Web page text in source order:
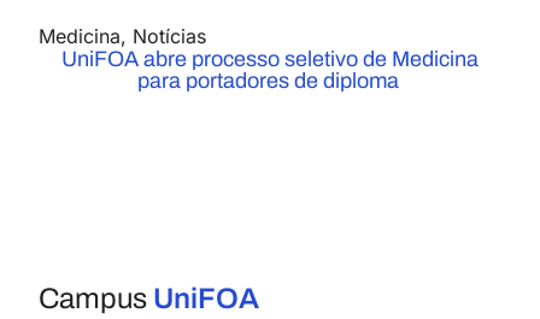
Medicina, Notícias
UniFOA abre processo seletivo de Medicina
para portadores de diploma
Campus UniFOA